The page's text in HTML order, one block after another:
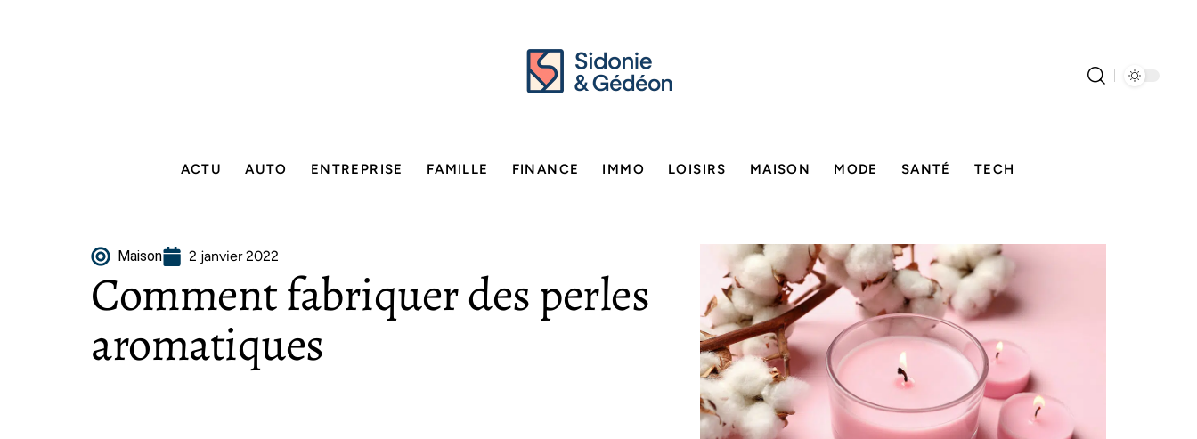
ACTU AUTO ENTREPRISE FAMILLE FINANCE IMMO LOISIRS MAISON MODE SANTÉ TECH
Maison 2 janvier 2022
Comment fabriquer des perles
aromatiques